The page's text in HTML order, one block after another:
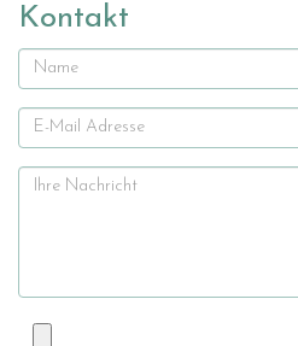
Kontakt
Name
E-
Mail
Ihre
Datei